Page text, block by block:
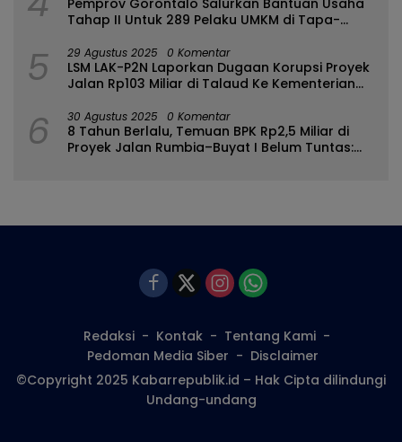
Pemprov Gorontalo Salurkan Bantuan Usaha
Tahap II Untuk 289 Pelaku UMKM di Tapa-
5 29 Agustus 2025 0 Komentar
LSM LAK-P2N Laporkan Dugaan Korupsi Proyek
Jalan Rp103 Miliar di Talaud Ke Kementerian
6 30 Agustus 2025 0 Komentar
8 Tahun Berlalu, Temuan BPK Rp2,5 Miliar di
Proyek Jalan Rumbia–Buyat I Belum Tuntas:
Redaksi Kontak
Tentang Kami
Pedoman Media Siber
Disclaimer
©Copyright 2025 Kabarrepublik.id – Hak Cipta dilindungi
Undang-undang